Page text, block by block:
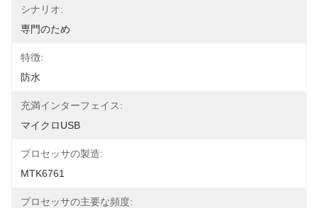
シナリオ:
専門のため
特徴:
防水
充満インターフェイス:
マイクロUSB
プロセッサの製造:
MTK6761
プロセッサの主要な頻度: